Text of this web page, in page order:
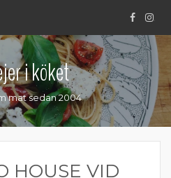
.
i köket
mat sedan 2004
HOUSE VID